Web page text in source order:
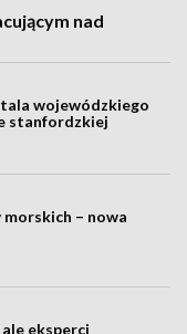
nad
wojewódzkiego
stanfordzkiej
– nowa
eksperci